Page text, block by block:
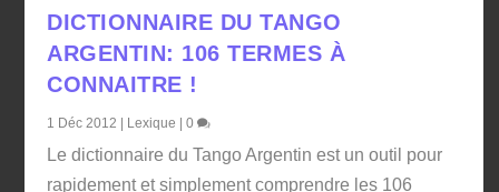
DICTIONNAIRE DU TANGO
ARGENTIN: 106 TERMES À
CONNAITRE !
1 Déc 2012 | Lexique |0
Le dictionnaire du Tango Argentin est un outil pour
rapidement et simplement comprendre les 106